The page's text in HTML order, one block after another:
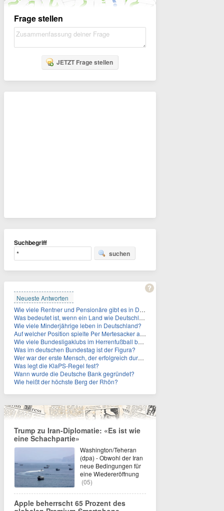
Frage stellen
JETZT Frage stellen
Suchbegriff
suchen
Neueste Antworten
Wie viele Rentner und Pensionäre gibt es in Deutschland aktuell?
Was bedeutet ist, wenn ein Land wie Deutschland ein Demographieproblem hat?
Wie viele Minderjährige leben in Deutschland?
Auf welcher Position spielte Per Mertesacker als Fußballer?
Wie viele Bundesligaklubs im Herrenfußball befinden sich in NRW?
Was im deutschen Bundestag ist der Figura?
Wer war der erste Mensch, der erfolgreich durch den Ärmelkanal schwamm?
Was legt die KlaPS-Regel fest?
Wann wurde die Deutsche Bank gegründet?
Wie heißt der höchste Berg der Rhön?
Trump zu Iran-Diplomatie: «Es ist wie
eine Schachpartie»
Washington/Teheran
(dpa) - Obwohl der Iran
neue Bedingungen für
eine Wiedereröffnung
(05)
Apple beherrscht 65 Prozent des